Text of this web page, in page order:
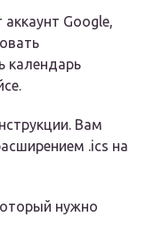
Google,
календарь
Вам
.ics на
нужно